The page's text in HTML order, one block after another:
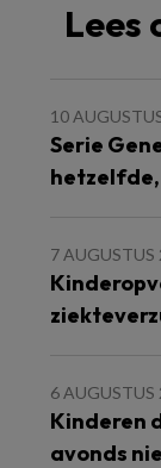
Lees
10
Serie
hetzelfde,
7 AUGUSTUS
6 AUGUSTUS
Kinderen
avonds